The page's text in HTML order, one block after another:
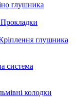
глушника
Прокладки
глушника
система
колодки